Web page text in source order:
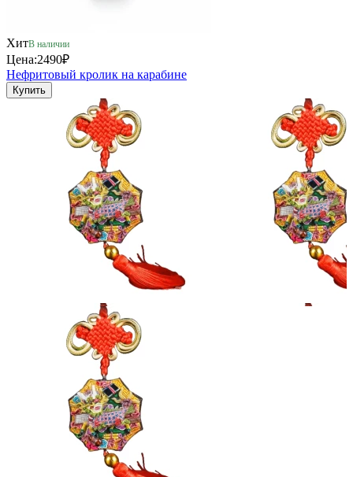
ХитВ наличии
Цена:2490₽
Нефритовый кролик на карабине
Купить